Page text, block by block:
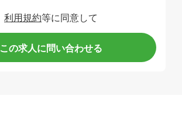
利用規約等に同意して
この求人に問い合わせる